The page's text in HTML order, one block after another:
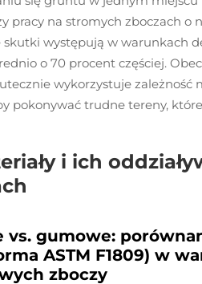
pracy na stromych zboczach o
skutki występują w warunkach
o 70 procent częściej.
wykorzystuje zależność
pokonywać trudne tereny,
i ich
vs. gumowe:
ASTM F1809) w
zboczy